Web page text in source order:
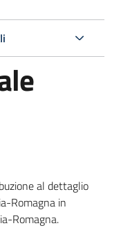
al dettaglio
Romagna in
Romagna.